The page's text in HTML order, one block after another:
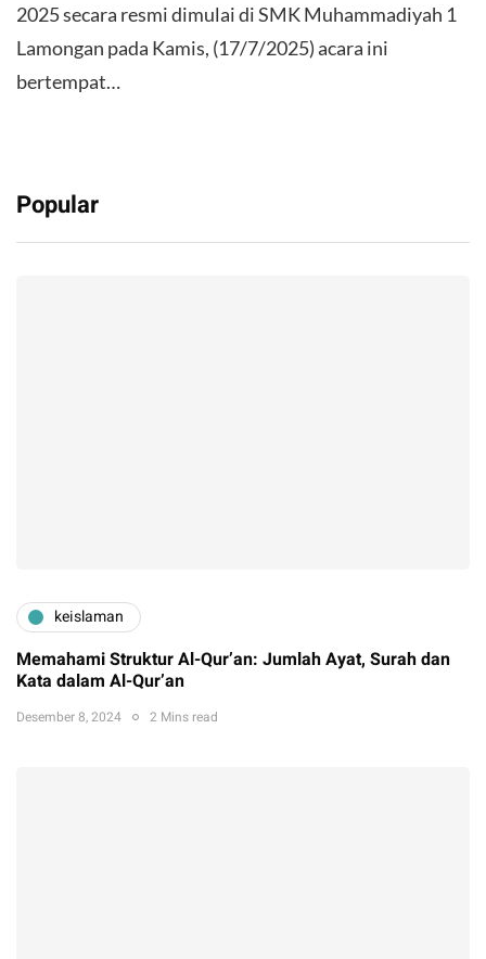
2025 secara resmi dimulai di SMK Muhammadiyah 1
Lamongan pada Kamis, (17/7/2025) acara ini
bertempat…
Popular
keislaman
Memahami Struktur Al-Qur’an: Jumlah Ayat, Surah dan
Kata dalam Al-Qur’an
Desember 8, 2024 2 Mins read